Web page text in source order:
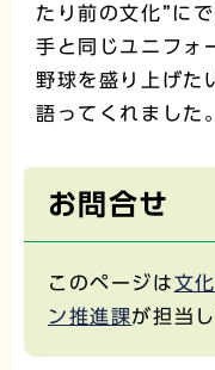
たり前の文化”に
手と同じユニフォ
野球を盛り上げた
語ってくれました。
お問合せ
このページは文
ン推進課が担当